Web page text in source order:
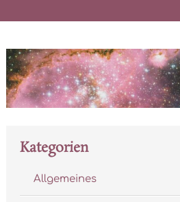
Kategorien
Allgemeines